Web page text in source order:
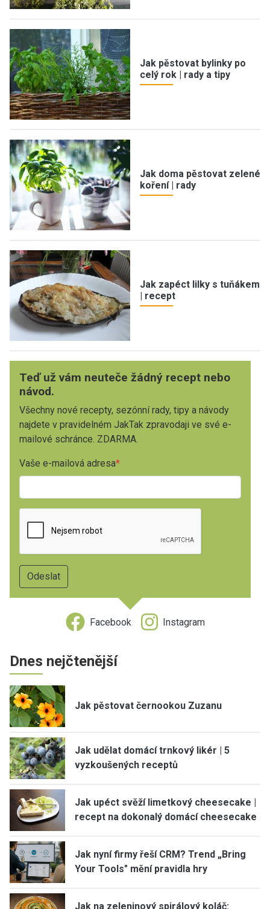
Jak pěstovat bylinky po
celý rok | rady a tipy
Jak doma pěstovat zelené
koření | rady
Jak zapéct lilky s tuňákem
| recept
Teď už vám neuteče žádný recept nebo
návod.
Všechny nové recepty, sezónní rady, tipy a návody
najdete v pravidelném JakTak zpravodaji ve své e-
mailové schránce. ZDARMA.
Vaše e-mailová adresa
Facebook Instagram
Dnes nejčtenější
Jak pěstovat černookou Zuzanu
Jak udělat domácí trnkový likér | 5
vyzkoušených receptů
Jak upéct svěží limetkový cheesecake |
recept na dokonalý domácí cheesecake
Jak nyní firmy řeší CRM? Trend „Bring
Your Tools" mění pravidla hry
Jak na zeleninový spirálový koláč: